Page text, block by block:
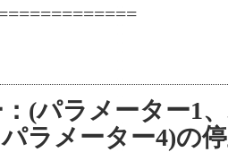
：(パラメーター1
ラメーター4)の